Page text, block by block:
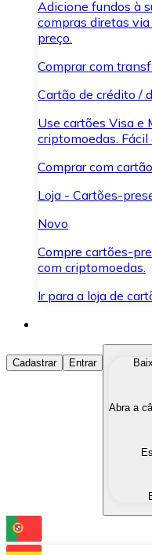
Adicione fundos à
compras diretas
preço.
Comprar com
Cartão de crédito /
Use cartões Visa e
criptomoedas. Fácil
Comprar com cartão
Loja - Cartões-
Novo
Compre cartões-
com criptomoedas.
Ir para a loja de
Comprar
Compre as
Converta suas
Troque uma
Cadastrar Entrar
Abra a